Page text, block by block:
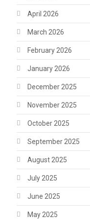
April 2026
March 2026
February 2026
January 2026
December 2025
November 2025
October 2025
September 2025
August 2025
July 2025
June 2025
May 2025